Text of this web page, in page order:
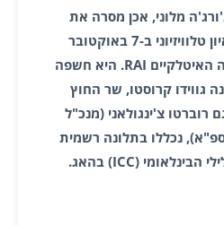
מלוני, אכן מסרה את
ההצהרה הזו במהלך ראיון טלוויזיוני ב-7 באוקטובר
2025 עם שידורי המדינה האיטלקיים RAI. היא חשפה
גווידו קרוסטו, שר החוץ
רוברטו צ'ינגולאני (מנכ"ל
נכללו בתלונה רשמית
שהוגשה לבית הדין הפלילי הבינלאומי (ICC) בהאג.